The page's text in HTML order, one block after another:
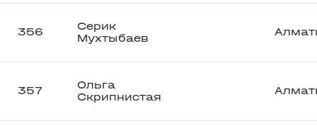
356
Серик
Мухтыбаев
357
Ольга
Скрипнистая